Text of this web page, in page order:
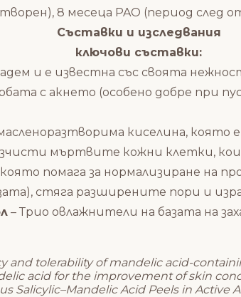
8 месеца PAO (период след
Съставки и изследвания
ключови съставки:
и е известна със своята
с акнето (особено добре при
киселина,
мъртвите кожни клетки,
помага за нормализиране на
стяга разширените пори и
– Трио овлажнители на базата на
and tolerability of mandelic acid-
acid for the improvement of skin
Salicylic–Mandelic Acid Peels in